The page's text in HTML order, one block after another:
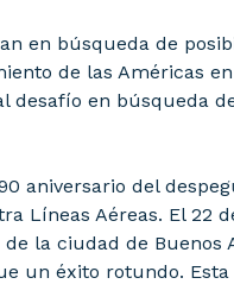
en búsqueda de
de las Américas
desafío en búsqueda
aniversario del
Líneas Aéreas. El 22
la ciudad de
un éxito rotundo.